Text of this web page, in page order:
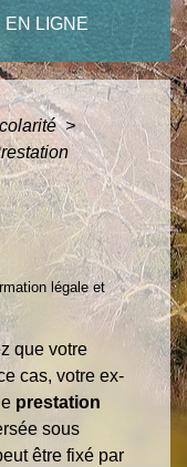
LIGNE
>
légale et
que votre
cas, votre ex-
prestation
sous
être fixé par